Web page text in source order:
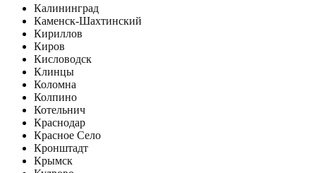
Калининград
Каменск-Шахтинский
Кириллов
Киров
Кисловодск
Клинцы
Коломна
Колпино
Котельнич
Краснодар
Красное Село
Кронштадт
Крымск